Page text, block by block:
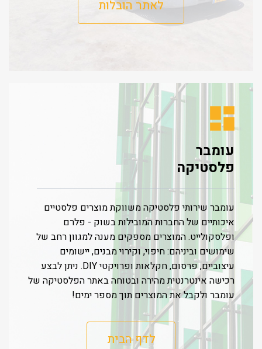
לאתר הובלות
עומבר
פלסטיקה
עומבר שירותי פלסטיקה משווקת מוצרים פלסטיים
איכותיים של החברות המובילות בשוק - פלרם
ופלסקולייט. המוצרים מספקים מענה למגוון רחב של
שימושים וביניהם: חיפוי, וקירוי מבנים, יישומים
עיצוביים, פרסום, חקלאות ופרויקטי DIY. ניתן לבצע
רכישה אינטרנטית מהירה ובטוחה באתר הפלסטיקה של
עומבר ולקבל את המוצרים תוך מספר ימים!
לדף הבית